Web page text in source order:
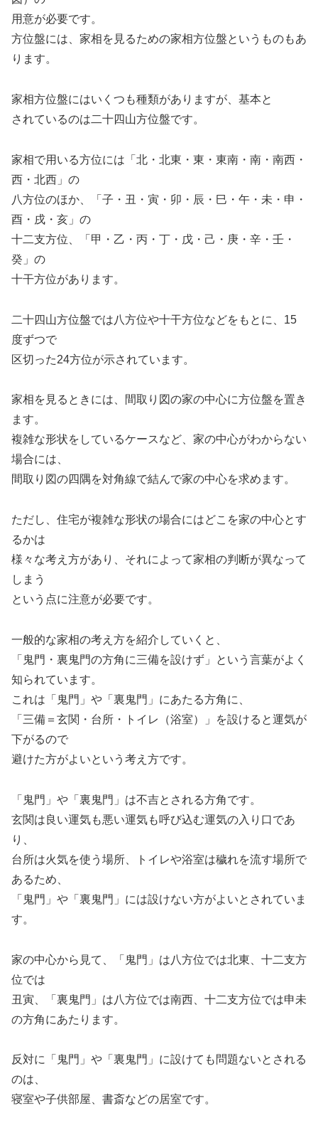
用意が必要です。
方位盤には、家相を見るための家相方位盤というものもあ
ります。
家相方位盤にはいくつも種類がありますが、基本と
されているのは二十四山方位盤です。
家相で用いる方位には「北・北東・東・東南・南・南西・
西・北西」の
八方位のほか、「子・丑・寅・卯・辰・巳・午・未・申・
酉・戌・亥」の
十二支方位、「甲・乙・丙・丁・戊・己・庚・辛・壬・
癸」の
十干方位があります。
二十四山方位盤では八方位や十干方位などをもとに、15
度ずつで
区切った24方位が示されています。
家相を見るときには、間取り図の家の中心に方位盤を置き
ます。
複雑な形状をしているケースなど、家の中心がわからない
場合には、
間取り図の四隅を対角線で結んで家の中心を求めます。
ただし、住宅が複雑な形状の場合にはどこを家の中心とす
るかは
様々な考え方があり、それによって家相の判断が異なって
しまう
という点に注意が必要です。
一般的な家相の考え方を紹介していくと、
「鬼門・裏鬼門の方角に三備を設けず」という言葉がよく
知られています。
これは「鬼門」や「裏鬼門」にあたる方角に、
「三備＝玄関・台所・トイレ（浴室）」を設けると運気が
下がるので
避けた方がよいという考え方です。
「鬼門」や「裏鬼門」は不吉とされる方角です。
玄関は良い運気も悪い運気も呼び込む運気の入り口であ
り、
台所は火気を使う場所、トイレや浴室は穢れを流す場所で
あるため、
「鬼門」や「裏鬼門」には設けない方がよいとされていま
す。
家の中心から見て、「鬼門」は八方位では北東、十二支方
位では
丑寅、「裏鬼門」は八方位では南西、十二支方位では申未
の方角にあたります。
反対に「鬼門」や「裏鬼門」に設けても問題ないとされる
のは、
寝室や子供部屋、書斎などの居室です。